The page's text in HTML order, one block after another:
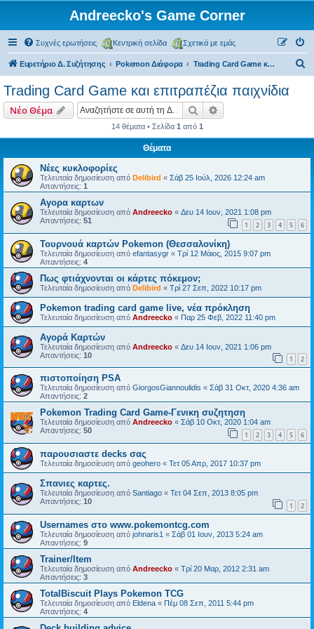
Andreecko's Game Corner
Συχνές ερωτήσεις Κεντρική σελίδα Σχετικά με εμάς
Ευρετήριο Δ. Συζήτησης Pokemon Διάφορα Trading Card Game και επιτραπέζια παιχνίδια
Trading Card Game και επιτραπέζια παιχνίδια
Νέο Θέμα Αναζήτηση
14 θέματα • Σελίδα 1 από 1
Θέματα
Νέες κυκλοφορίες
Τελευταία δημοσίευση από Delibird « Σάβ 25 Ιούλ, 2026 12:24 am
Απαντήσεις: 1
Αγορα καρτων
Τελευταία δημοσίευση από Andreecko « Δευ 14 Ιουν, 2021 1:08 pm
Απαντήσεις: 51 1 2 3 4 5 6
Τουρνουά καρτών Pokemon (Θεσσαλονίκη)
Τελευταία δημοσίευση από efantasygr « Τρί 12 Μάιος, 2015 9:07 pm
Απαντήσεις: 4
Πως φτιάχνονται οι κάρτες πόκεμον;
Τελευταία δημοσίευση από Delibird « Τρί 27 Σεπ, 2022 10:17 pm
Pokemon trading card game live, νέα πρόκληση
Τελευταία δημοσίευση από Andreecko « Παρ 25 Φεβ, 2022 11:40 pm
Αγορά Καρτών
Τελευταία δημοσίευση από Andreecko « Δευ 14 Ιουν, 2021 1:06 pm
Απαντήσεις: 10 1 2
πιστοποίηση PSA
Τελευταία δημοσίευση από GiorgosGiannoulidis « Σάβ 31 Οκτ, 2020 4:36 am
Απαντήσεις: 2
Pokemon Trading Card Game-Γενικη συζητηση
Τελευταία δημοσίευση από Andreecko « Σάβ 10 Οκτ, 2020 1:04 am
Απαντήσεις: 50 1 2 3 4 5 6
παρουσιαστε decks σας
Τελευταία δημοσίευση από geohero « Τετ 05 Απρ, 2017 10:37 pm
Σπανιες καρτες.
Τελευταία δημοσίευση από Santiago « Τετ 04 Σεπ, 2013 8:05 pm
Απαντήσεις: 10 1 2
Usernames στο www.pokemontcg.com
Τελευταία δημοσίευση από johnaris1 « Σάβ 01 Ιουν, 2013 5:24 am
Απαντήσεις: 9
Trainer/Item
Τελευταία δημοσίευση από Andreecko « Τρί 20 Μαρ, 2012 2:31 am
Απαντήσεις: 3
TotalBiscuit Plays Pokemon TCG
Τελευταία δημοσίευση από Eldena « Πέμ 08 Σεπ, 2011 5:44 pm
Απαντήσεις: 4